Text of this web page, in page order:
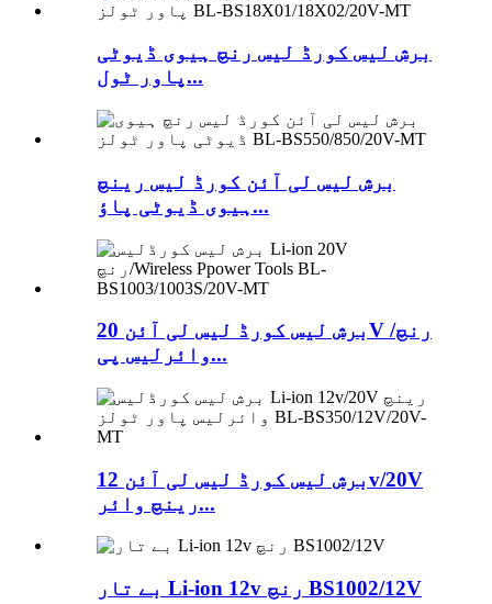
برش لیس کورڈ لیس رنچ ہیوی ڈیوٹی
پاور ٹول...
برش لیس لی آئن کورڈ لیس رینچ
ہیوی ڈیوٹی پاؤ...
برش لیس کورڈ لیس لی آئن 20V رنچ/
وائرلیس پی...
برش لیس کورڈ لیس لی آئن 12v/20V
رینچ وائر...
بے تار Li-ion 12v رنچ BS1002/12V